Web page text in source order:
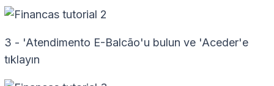
3 - 'Atendimento E-Balcão'u bulun ve 'Aceder'e
tıklayın